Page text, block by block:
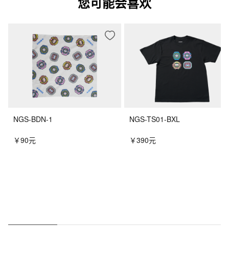
NGS-BDN-1
￥90元
NGS-TS01-BXL
￥390元